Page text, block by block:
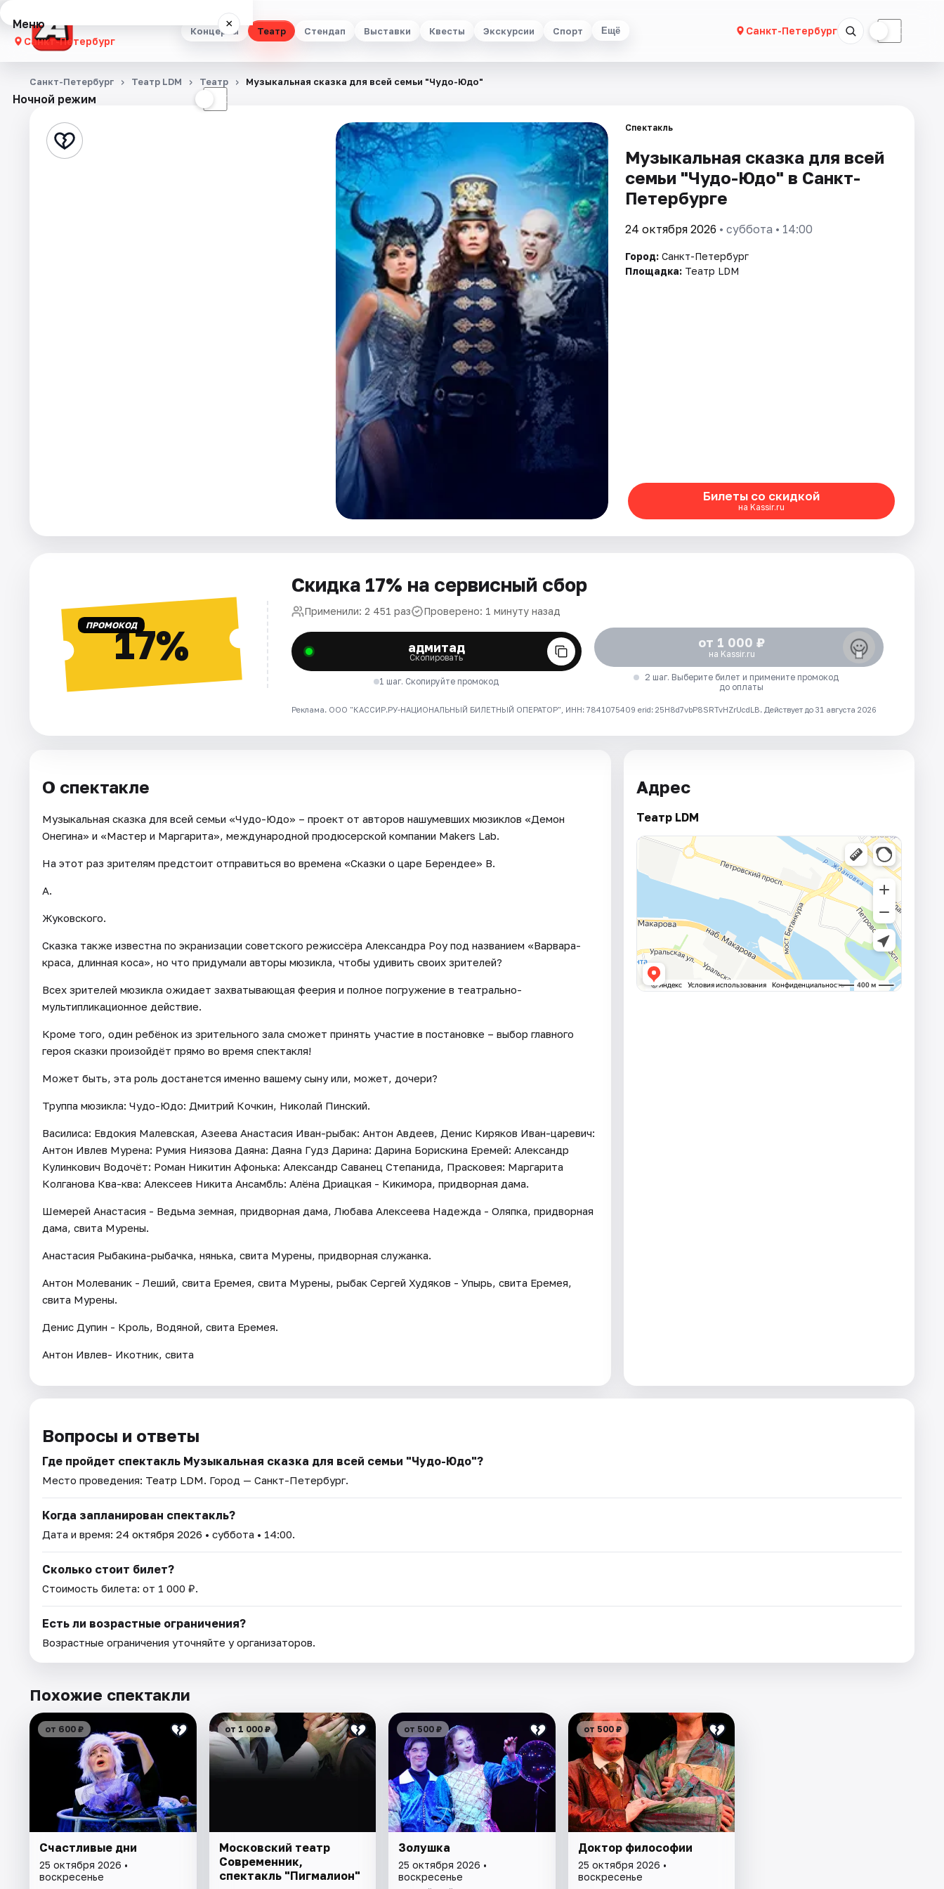
Концерты Театр Стендап Выставки Квесты Экскурсии Спорт Ещё Санкт-Петербург ☾
Меню ×
Санкт-Петербург
Концерты
Стендап
Ночной режим ☾
Санкт-Петербург Театр LDM Театр Музыкальная сказка для всей семьи "Чудо-Юдо"
Спектакль
Музыкальная сказка для всей
семьи "Чудо-Юдо" в Санкт-
Петербурге
24 октября 2026 • суббота • 14:00
Город: Санкт-Петербург
Площадка: Театр LDM
Билеты со скидкой
на Kassir.ru
ПРОМОКОД17%
Скидка 17% на сервисный сбор
Применили: 2 451 раз Проверено: 1 минуту назад
адмитад
Скопировать
1 шаг. Скопируйте промокод
от 1 000 ₽
на Kassir.ru
2 шаг. Выберите билет и примените промокод
до оплаты
Реклама. ООО "КАССИР.РУ-НАЦИОНАЛЬНЫЙ БИЛЕТНЫЙ ОПЕРАТОР", ИНН: 7841075409 erid: 25H8d7vbP8SRTvHZrUcdLB. Действует до 31 августа 2026
О спектакле
Музыкальная сказка для всей семьи «Чудо-Юдо» – проект от авторов нашумевших мюзиклов «Демон
Онегина» и «Мастер и Маргарита», международной продюсерской компании Makers Lab.
На этот раз зрителям предстоит отправиться во времена «Сказки о царе Берендее» В.
А.
Жуковского.
Сказка также известна по экранизации советского режиссёра Александра Роу под названием «Варвара-
краса, длинная коса», но что придумали авторы мюзикла, чтобы удивить своих зрителей?
Всех зрителей мюзикла ожидает захватывающая феерия и полное погружение в театрально-
мультипликационное действие.
Кроме того, один ребёнок из зрительного зала сможет принять участие в постановке – выбор главного
героя сказки произойдёт прямо во время спектакля!
Может быть, эта роль достанется именно вашему сыну или, может, дочери?
Труппа мюзикла: Чудо-Юдо: Дмитрий Кочкин, Николай Пинский.
Василиса: Евдокия Малевская, Азеева Анастасия Иван-рыбак: Антон Авдеев, Денис Киряков Иван-царевич:
Антон Ивлев Мурена: Румия Ниязова Даяна: Даяна Гудз Дарина: Дарина Борискина Еремей: Александр
Кулинкович Водочёт: Роман Никитин Афонька: Александр Саванец Степанида, Прасковея: Маргарита
Колганова Ква-ква: Алексеев Никита Ансамбль: Алёна Дриацкая - Кикимора, придворная дама.
Шемерей Анастасия - Ведьма земная, придворная дама, Любава Алексеева Надежда - Оляпка, придворная
дама, свита Мурены.
Анастасия Рыбакина-рыбачка, нянька, свита Мурены, придворная служанка.
Антон Молеваник - Леший, свита Еремея, свита Мурены, рыбак Сергей Худяков - Упырь, свита Еремея,
свита Мурены.
Денис Дупин - Кроль, Водяной, свита Еремея.
Антон Ивлев- Икотник, свита
Адрес
Театр LDM
Вопросы и ответы
Где пройдет спектакль Музыкальная сказка для всей семьи "Чудо-Юдо"?
Место проведения: Театр LDM. Город — Санкт-Петербург.
Когда запланирован спектакль?
Дата и время: 24 октября 2026 • суббота • 14:00.
Сколько стоит билет?
Стоимость билета: от 1 000 ₽.
Есть ли возрастные ограничения?
Возрастные ограничения уточняйте у организаторов.
Похожие спектакли
от 600 ₽
Счастливые дни
25 октября 2026 •
воскресенье
от 1 000 ₽
Московский театр
Современник,
спектакль "Пигмалион"
от 500 ₽
Золушка
25 октября 2026 •
воскресенье
от 500 ₽
Доктор философии
25 октября 2026 •
воскресенье